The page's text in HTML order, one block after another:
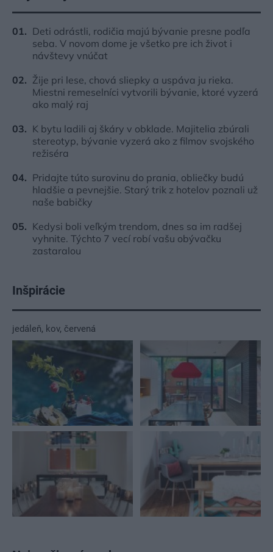
Deti odrástli, rodičia majú bývanie presne podľa
seba. V novom dome je všetko pre ich život i
návštevy vnúčat
Žije pri lese, chová sliepky a uspáva ju rieka.
Miestni remeselníci vytvorili bývanie, ktoré vyzerá
ako malý raj
K bytu ladili aj škáry v obklade. Majitelia zbúrali
stereotyp, bývanie vyzerá ako z filmov svojského
režiséra
Pridajte túto surovinu do prania, obliečky budú
hladšie a pevnejšie. Starý trik z hotelov poznali už
naše babičky
Kedysi boli veľkým trendom, dnes sa im radšej
vyhnite. Týchto 7 vecí robí vašu obývačku
zastaralou
Inšpirácie
jedáleň, kov, červená